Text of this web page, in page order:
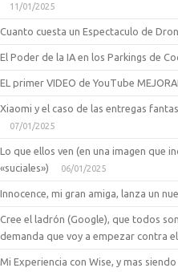
11/01/2025
Cuanto cuesta un Espectaculo de
El Poder de la IA en los Parkings de
EL primer VIDEO de YouTube
Xiaomi y el caso de las entregas
07/01/2025
Lo que ellos ven (en una imagen que
«suciales»)
06/01/2025
Innocence, mi gran amiga, lanza un
Cree el ladrón (Google), que todos
demanda que voy a empezar contra
Mi Experiencia con Wise, y mas